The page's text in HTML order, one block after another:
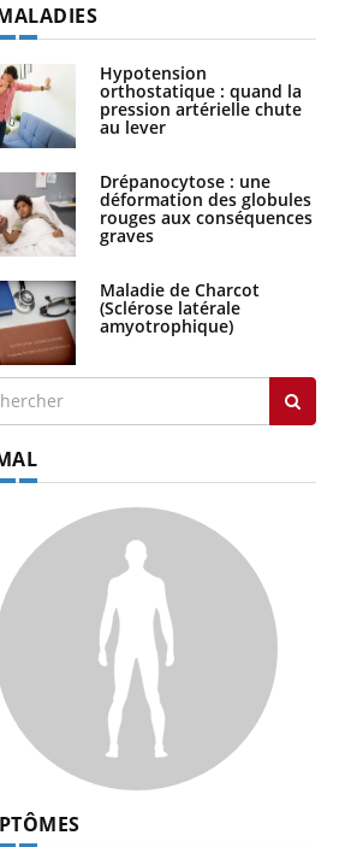
Hypotension
orthostatique : quand la
pression artérielle chute
au lever
Drépanocytose : une
déformation des globules
rouges aux conséquences
graves
Maladie de Charcot
(Sclérose latérale
amyotrophique)